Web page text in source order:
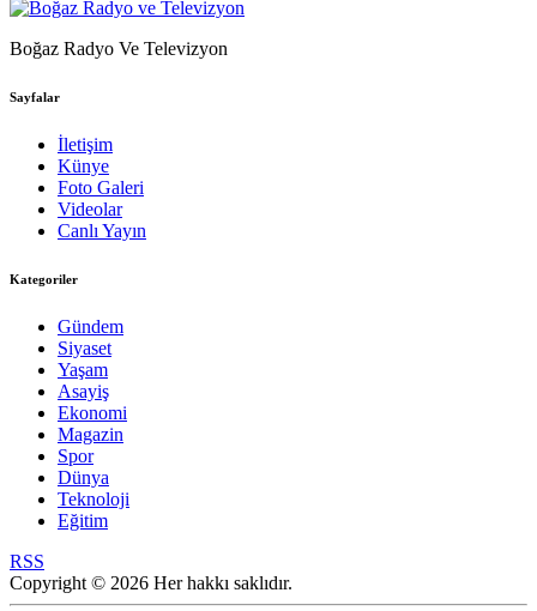
Boğaz Radyo Ve Televizyon
Sayfalar
İletişim
Künye
Foto Galeri
Videolar
Canlı Yayın
Kategoriler
Gündem
Siyaset
Yaşam
Asayiş
Ekonomi
Magazin
Spor
Dünya
Teknoloji
Eğitim
RSS
Copyright © 2026 Her hakkı saklıdır.